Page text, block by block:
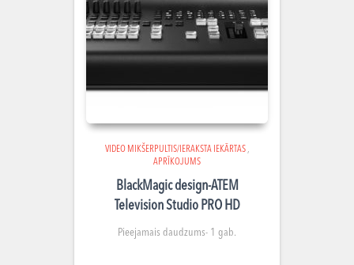
VIDEO MIKŠERPULTIS/IERAKSTA IEKĀRTAS,
APRĪKOJUMS
BlackMagic design-ATEM
Television Studio PRO HD
Pieejamais daudzums- 1 gab.